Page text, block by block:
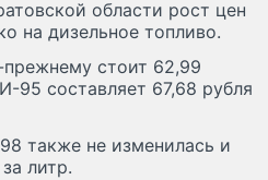
области рост цен
на дизельное топливо.
стоит 62,99
95 составляет 67,68 рубля
также не изменилась и
литр.